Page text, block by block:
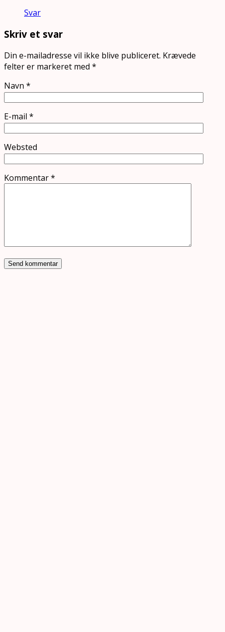
Svar
Skriv et svar
Din e-mailadresse vil ikke blive publiceret. Krævede
felter er markeret med *
Navn *
E-mail *
Websted
Kommentar*